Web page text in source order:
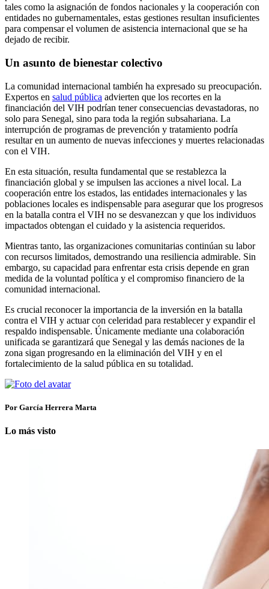
tales como la asignación de fondos nacionales y la cooperación con
entidades no gubernamentales, estas gestiones resultan insuficientes
para compensar el volumen de asistencia internacional que se ha
dejado de recibir.
Un asunto de bienestar colectivo
La comunidad internacional también ha expresado su preocupación.
Expertos en salud pública advierten que los recortes en la
financiación del VIH podrían tener consecuencias devastadoras, no
solo para Senegal, sino para toda la región subsahariana. La
interrupción de programas de prevención y tratamiento podría
resultar en un aumento de nuevas infecciones y muertes relacionadas
con el VIH.
En esta situación, resulta fundamental que se restablezca la
financiación global y se impulsen las acciones a nivel local. La
cooperación entre los estados, las entidades internacionales y las
poblaciones locales es indispensable para asegurar que los progresos
en la batalla contra el VIH no se desvanezcan y que los individuos
impactados obtengan el cuidado y la asistencia requeridos.
Mientras tanto, las organizaciones comunitarias continúan su labor
con recursos limitados, demostrando una resiliencia admirable. Sin
embargo, su capacidad para enfrentar esta crisis depende en gran
medida de la voluntad política y el compromiso financiero de la
comunidad internacional.
Es crucial reconocer la importancia de la inversión en la batalla
contra el VIH y actuar con celeridad para restablecer y expandir el
respaldo indispensable. Únicamente mediante una colaboración
unificada se garantizará que Senegal y las demás naciones de la
zona sigan progresando en la eliminación del VIH y en el
fortalecimiento de la salud pública en su totalidad.
Por García Herrera Marta
Lo más visto